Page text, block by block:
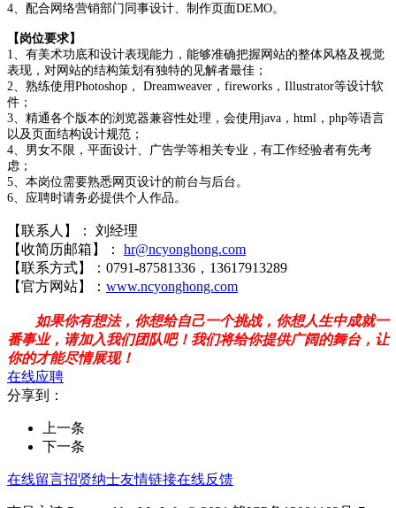
4 、配合网络营销部门同事设计、制作页面DEMO。
【岗位要求】
1
、有美术功底和设计表现能力，能够准确把握网站的整体风格及视觉
表现，对网站的结构策划有独特的见解者最佳；
2 、熟练使用Photoshop ， Dreamweaver ， fireworks ， Illustrator等设计软
件；
3 、精通各个版本的浏览器兼容性处理，会使用java ， html ， php等语言
以及页面结构设计规范；
4 、男女不限，平面设计、广告学等相关专业，有工作经验者有先考
虑；
5 、本岗位需要熟悉网页设计的前台与后台。
6 、应聘时请务必提供个人作品。
【联系人】： 刘 经理
【收简历邮箱】：
hr@ncyonghong.com
【联系方式】： 0791-87581336，13617913289
【官方网站】： www.ncyonghong.com
如果你有想法，你想给自己一个挑战，你想人生中成就一
番事业，请加入我们团队吧！我们将给你提供广阔的舞台，让
你的才能尽情展现！
在线应聘
分享到：
上一条
下一条
在线留言招贤纳士友情链接在线反馈